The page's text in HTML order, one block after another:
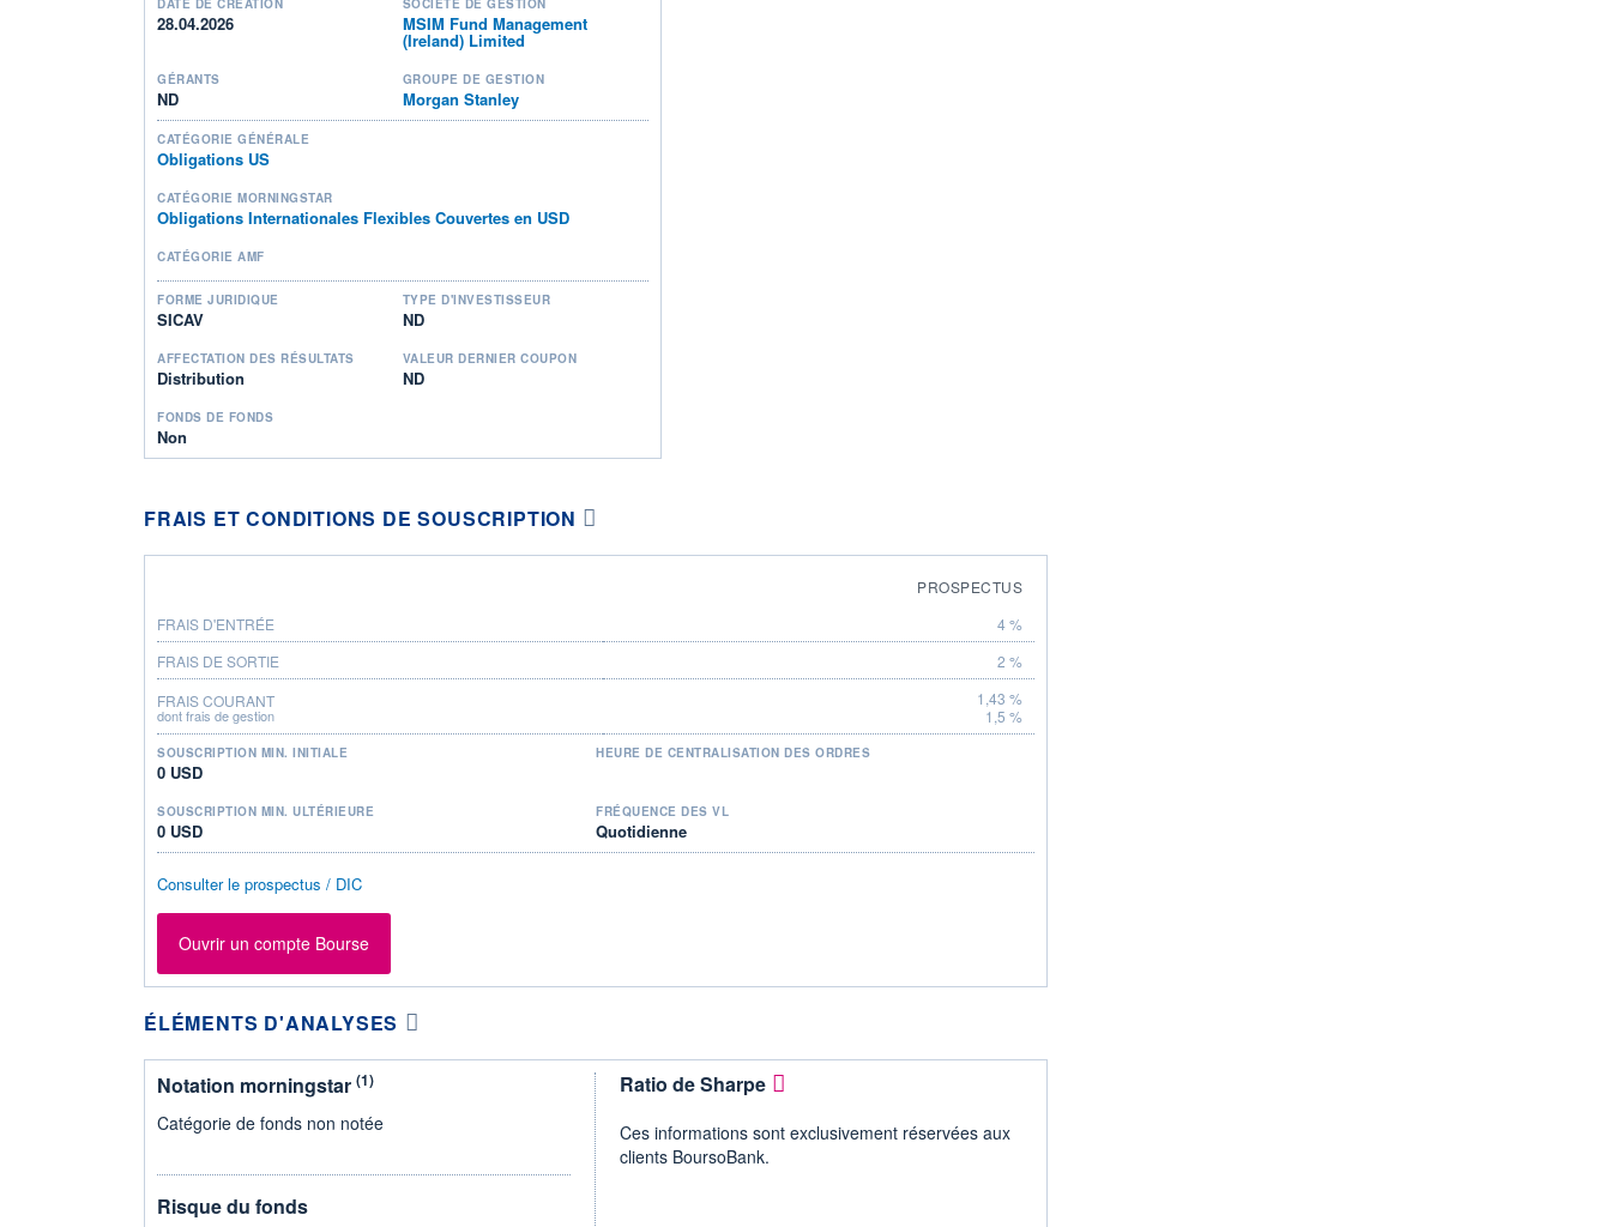
DATE DE CRÉATION
28.04.2026
SOCIÉTÉ DE GESTION
MSIM Fund Management
(Ireland) Limited
GÉRANTS
ND
GROUPE DE GESTION
Morgan Stanley
CATÉGORIE GÉNÉRALE
Obligations US
CATÉGORIE MORNINGSTAR
Obligations Internationales Flexibles Couvertes en USD
CATÉGORIE AMF
FORME JURIDIQUE
SICAV
TYPE D'INVESTISSEUR
ND
AFFECTATION DES RÉSULTATS
Distribution
VALEUR DERNIER COUPON
ND
FONDS DE FONDS
Non
FRAIS ET CONDITIONS DE SOUSCRIPTION
PROSPECTUS
FRAIS D'ENTRÉE
4 %
FRAIS DE SORTIE
2 %
FRAIS COURANT
dont frais de gestion
1,43 %
1,5 %
SOUSCRIPTION MIN. INITIALE
0 USD
HEURE DE CENTRALISATION DES ORDRES
SOUSCRIPTION MIN. ULTÉRIEURE
0 USD
FRÉQUENCE DES VL
Quotidienne
Consulter le prospectus / DIC
Ouvrir un compte Bourse
ÉLÉMENTS D'ANALYSES
Notation morningstar (1)
Catégorie de fonds non notée
Risque du fonds
Ratio de Sharpe
Ces informations sont exclusivement réservées aux
clients BoursoBank.